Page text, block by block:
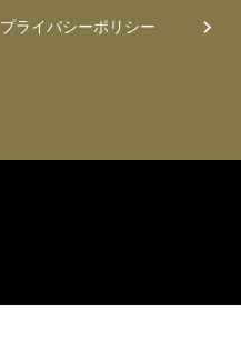
プライバシーポリシー